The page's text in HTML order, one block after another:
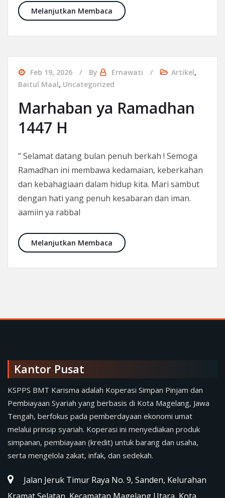
Melanjutkan Membaca Berbagi bingkisan bagi
Feb 19, 2026 By Ernawati Artikel,
Baitul Maal, Uncategorized
Marhaban ya Ramadhan
1447 H
” Selamat datang bulan penuh berkah ! Semoga
Ramadhan ini membawa kedamaian, keberkahan
dan kebahagiaan dalam hidup kita. Mari sambut
dengan hati yang penuh kesabaran dan iman.
aamiin ya rabbal
Melanjutkan Membaca Marhaban ya Ramadhan 1447 H
Kantor Pusat
KSPPS BMT Karisma adalah Koperasi Simpan Pinjam dan
Pembiayaan Syariah yang berbasis di Kota Magelang, Jawa
Tengah, berfokus pada pemberdayaan ekonomi umat
melalui prinsip syariah. Koperasi ini menyediakan produk
simpanan, pembiayaan (kredit) untuk barang dan usaha,
serta mengelola zakat, infak, dan sedekah.
Jalan Jeruk Timur Raya No. 9, Sanden, Kelurahan
Kramat Selatan, Kecamatan Magelang Utara, Kota